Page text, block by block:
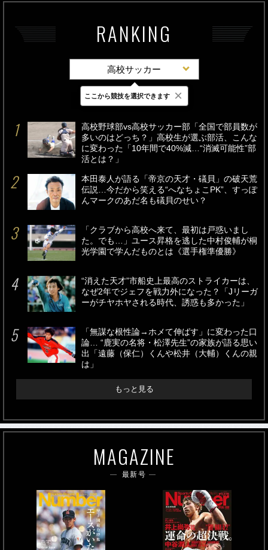
RANKING
高校サッカー
最新 24時間 週間
高校野球部vs高校サッカー部「全国で部員数が
多いのはどっち？」高校生が選ぶ部活、こんな
に変わった「10年間で40%減…“消滅可能性”部
活とは？」
本田泰人が語る「帝京の天才・礒貝」の破天荒
伝説…今だから笑える“へなちょこPK”、すっぽ
んマークのあだ名も礒貝のせい？
「クラブから高校へ来て、最初は戸惑いまし
た。でも…」ユース昇格を逃した中村俊輔が桐
光学園で学んだものとは《選手権準優勝》
“消えた天才”市船史上最高のストライカーは、
なぜ2年でジェフを戦力外になった？「Jリーガ
ーがチヤホヤされる時代、誘惑も多かった」
「無謀な根性論→ホメて伸ばす」に変わった口
論… “鹿実の名将・松澤先生”の家族が語る思い
出「遠藤（保仁）くんや松井（大輔）くんの親
は」
もっと見る
MAGAZINE
最新号
ここから競技を選択できます ×